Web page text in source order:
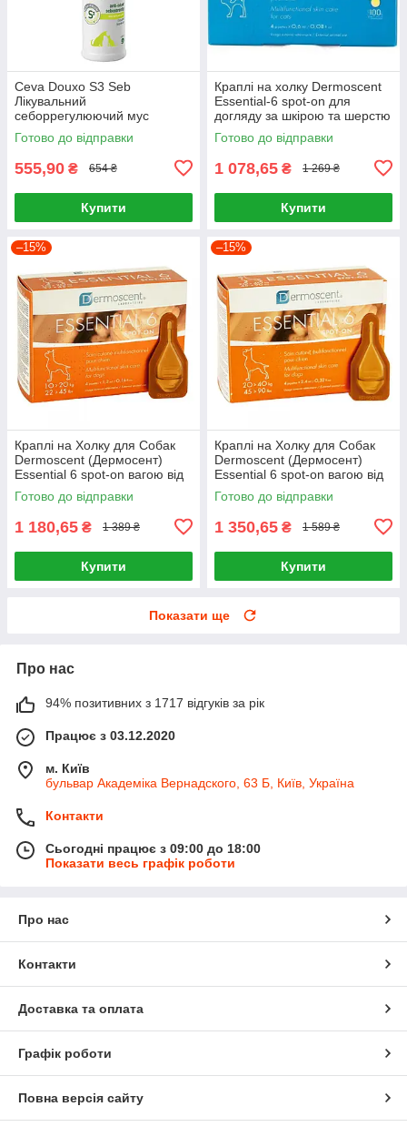
Ceva Douxo S3 Seb
Лікувальний
себоррегулюючий мус
шампунь від лупи для жирної
шкіри собак і котів 150 мл
Готово до відправки
555,90 ₴ 654 ₴
Купити
Краплі на холку Dermoscent
Essential-6 spot-on для
догляду за шкірою та шерстю
котів (4піп.х0,6мл)
Готово до відправки
1 078,65 ₴ 1 269 ₴
Купити
–15%
Краплі на Холку для Собак
Dermoscent (Дермосент)
Essential 6 spot-on вагою від
10 до 20 кг (4 ампули)
Готово до відправки
1 180,65 ₴ 1 389 ₴
Купити
–15%
Краплі на Холку для Собак
Dermoscent (Дермосент)
Essential 6 spot-on вагою від
20 до 40 кг (4 ампули)
Готово до відправки
1 350,65 ₴ 1 589 ₴
Купити
Показати ще
Про нас
94% позитивних з 1717 відгуків за рік
Працює з 03.12.2020
м. Київ
бульвар Академіка Вернадского, 63 Б, Київ, Україна
Контакти
Сьогодні працює з 09:00 до 18:00
Показати весь графік роботи
Про нас
Контакти
Доставка та оплата
Графік роботи
Повна версія сайту